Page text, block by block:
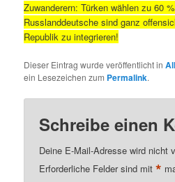
Zuwanderern: Türken wählen zu 60
Russlanddeutsche sind ganz
Republik zu integrieren!
Dieser Eintrag wurde veröffentlicht in
ein Lesezeichen zum Permalink.
Schreibe einen
Deine E-Mail-Adresse wird nicht
Erforderliche Felder sind mit*